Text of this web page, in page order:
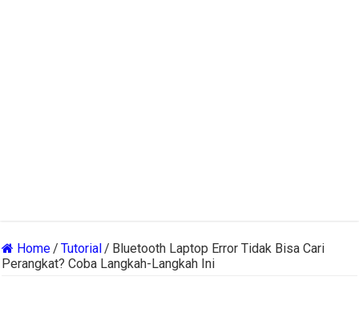
Home/ Tutorial/ Bluetooth Laptop Error Tidak Bisa Cari
Perangkat? Coba Langkah-Langkah Ini